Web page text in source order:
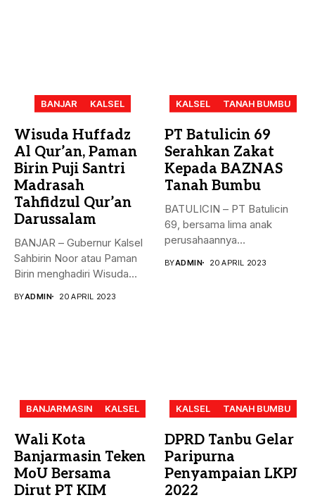
BANJAR KALSEL
Wisuda Huffadz
Al Qur’an, Paman
Birin Puji Santri
Madrasah
Tahfidzul Qur’an
Darussalam
BANJAR – Gubernur Kalsel
Sahbirin Noor atau Paman
Birin menghadiri Wisuda
BYADMIN 20 APRIL 2023
KALSEL TANAH BUMBU
PT Batulicin 69
Serahkan Zakat
Kepada BAZNAS
Tanah Bumbu
BATULICIN – PT Batulicin
69, bersama lima anak
perusahaannya
BYADMIN 20 APRIL 2023
BANJARMASIN KALSEL
Wali Kota
Banjarmasin Teken
MoU Bersama
Dirut PT KIM
KALSEL TANAH BUMBU
DPRD Tanbu Gelar
Paripurna
Penyampaian LKPJ
2022